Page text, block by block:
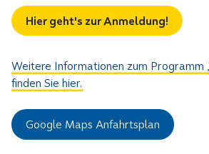
Hier geht's zur Anmeldung!
Weitere Informationen zum Programm
finden Sie hier.
Google Maps Anfahrtsplan